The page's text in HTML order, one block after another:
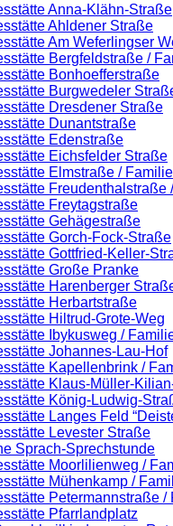
Anna-Klähn-Straße
Ahldener Straße
Am Weferlingser
Bergfeldstraße /
Bonhoefferstraße
Burgwedeler
Dresdener Straße
Dunantstraße
Edenstraße
Eichsfelder Straße
Elmstraße /
Freudenthalstraße
Freytagstraße
Gehägestraße
Gorch-Fock-Straße
Gottfried-Keller-
Große Pranke
Harenberger
Herbartstraße
Hiltrud-Grote-Weg
Ibykusweg /
Johannes-Lau-Hof
Kapellenbrink /
Klaus-Müller-
König-Ludwig-
Langes Feld
Levester Straße
Sprach-Sprechstunde
Moorlilienweg /
Mühenkamp /
Petermannstraße /
Pfarrlandplatz